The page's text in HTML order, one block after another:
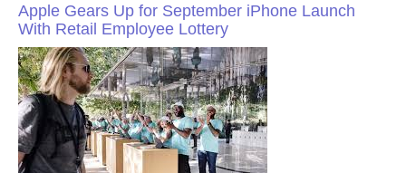
Apple Gears Up for September iPhone Launch
With Retail Employee Lottery